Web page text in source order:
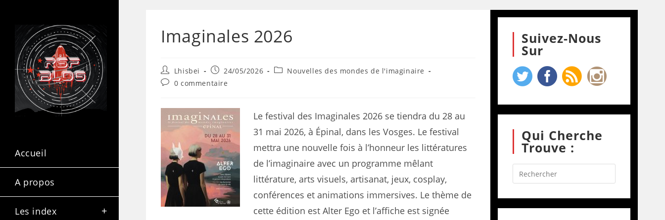
Accueil
A propos
Les index
Imaginales 2026
Lhisbei 24/05/2026
Nouvelles des mondes de l'imaginaire
0 commentaire
Le festival des Imaginales 2026 se tiendra du 28 au
31 mai 2026, à Épinal, dans les Vosges. Le festival
mettra une nouvelle fois à l’honneur les littératures
de l’imaginaire avec un programme mêlant
littérature, arts visuels, artisanat, jeux, cosplay,
conférences et animations immersives. Le thème de
cette édition est Alter Ego et l’affiche est signée
Suivez-Nous
Sur
Qui Cherche
Trouve :